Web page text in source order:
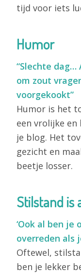
tijd voor iets
Humor
“Slechte dag…
om zout
voorgekookt”
Humor is het
een vrolijke
je blog. Het
gezicht en
beetje losser.
Stilstand is
‘Ook al ben je
overreden als
Oftewel,
ben je lekker